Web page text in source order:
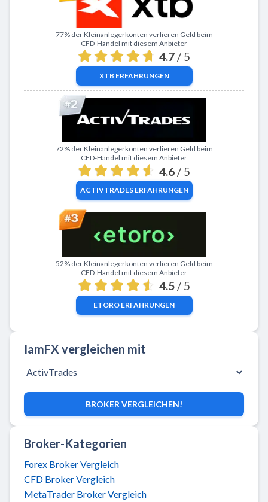
Zu XTB
77% der Kleinanlegerkonten verlieren Geld beim
CFD-Handel mit diesem Anbieter
4.7 / 5
XTB ERFAHRUNGEN
Zu ActivTrades
72% der Kleinanlegerkonten verlieren Geld beim
CFD-Handel mit diesem Anbieter
4.6 / 5
ACTIVTRADESERFAHRUNGEN
Zu eToro
52% der Kleinanlegerkonten verlieren Geld beim
CFD-Handel mit diesem Anbieter
4.5 / 5
ETORO ERFAHRUNGEN
IamFX vergleichen mit
BROKER VERGLEICHEN!
Broker-Kategorien
Forex Broker Vergleich
CFD Broker Vergleich
MetaTrader Broker Vergleich